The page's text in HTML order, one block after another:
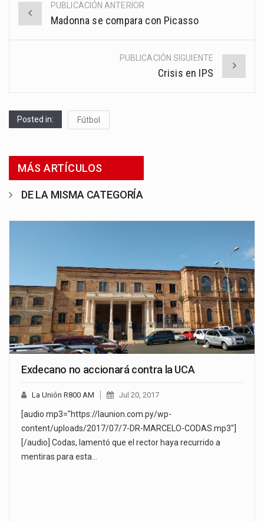
Post
PUBLICACIÓN ANTERIOR
Madonna se compara con Picasso
PUBLICACIÓN SIGUIENTE
Crisis en IPS
Posted in: Fútbol
MÁS ARTÍCULOS
DE LA MISMA CATEGORÍA
Exdecano no accionará contra la UCA
La Unión R800 AM Jul 20, 2017
[audio mp3="https://launion.com.py/wp-
content/uploads/2017/07/7-DR-MARCELO-CODAS.mp3"]
[/audio] Codas, lamentó que el rector haya recurrido a
mentiras para esta…